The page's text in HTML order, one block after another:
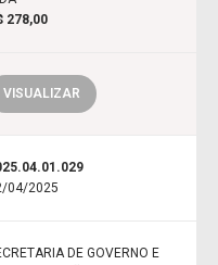
278,00
VISUALIZAR
04/2025
DE GOVERNO E